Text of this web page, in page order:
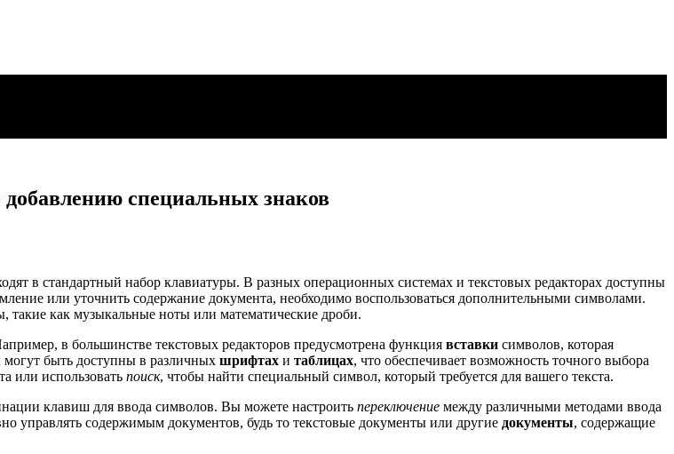
специальных знаков
в стандартный набор клавиатуры. В разных операционных системах и текстовых редакторах доступны
или уточнить содержание документа, необходимо воспользоваться дополнительными символами.
такие как музыкальные ноты или математические дроби.
в большинстве текстовых редакторов предусмотрена функция вставки символов, которая
могут быть доступны в различных шрифтах и таблицах, что обеспечивает возможность точного выбора
или использовать поиск, чтобы найти специальный символ, который требуется для вашего текста.
клавиш для ввода символов. Вы можете настроить переключение между различными методами ввода
управлять содержимым документов, будь то текстовые документы или другие документы, содержащие